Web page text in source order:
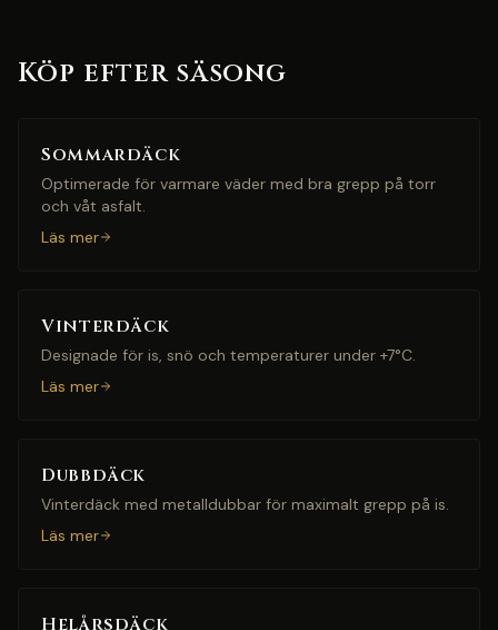
Köp efter säsong
Sommardäck
Optimerade för varmare väder med bra grepp på torr
och våt asfalt.
Läs mer
Vinterdäck
Designade för is, snö och temperaturer under +7°C.
Läs mer
Dubbdäck
Vinterdäck med metalldubbar för maximalt grepp på is.
Läs mer
Helårsdäck